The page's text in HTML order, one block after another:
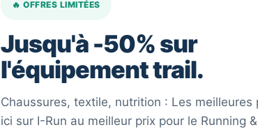
🔥 OFFRES LIMITÉES
Jusqu'à -50% sur
l'équipement trail.
Chaussures, textile, nutrition : Les meilleures
ici sur I-Run au meilleur prix pour le Running